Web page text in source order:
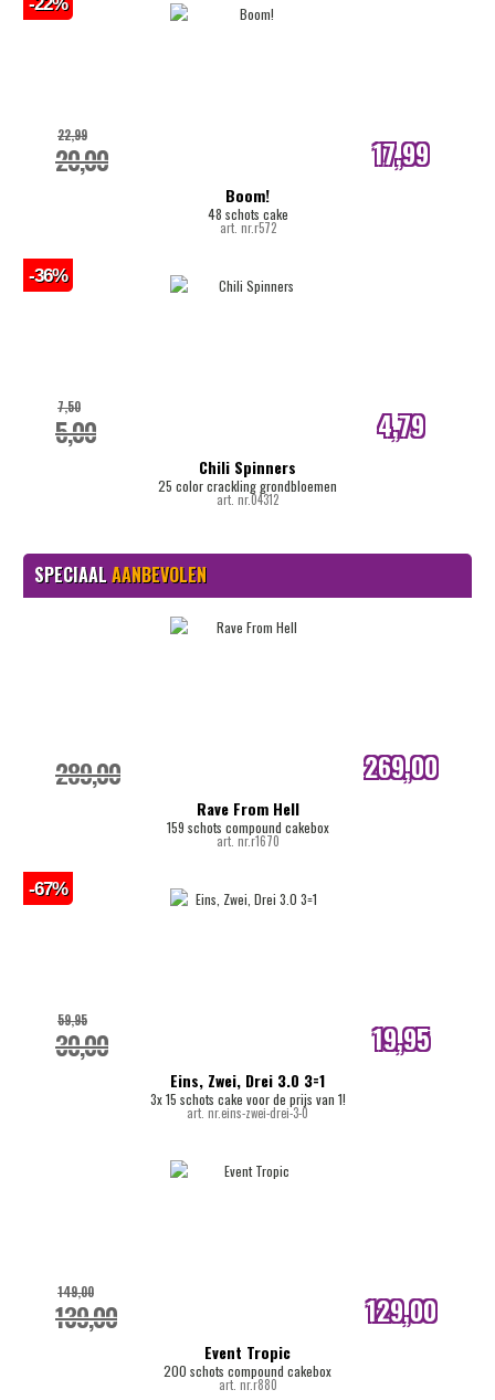
Boom!
48 schots cake
art. nr.r572
20,00
22,99 17,99
internetprijs
Chili Spinners
25 color crackling grondbloemen
art. nr.04312
5,00
7,50 4,79
internetprijs
-36%
SPECIAALAANBEVOLEN
Rave From Hell
159 schots compound cakebox
art. nr.r1670
289,00 269,00
internetprijs
Eins, Zwei, Drei 3.0 3=1
3x 15 schots cake voor de prijs van 1!
art. nr.eins-zwei-drei-3-0
30,00
59,95 19,95
internetprijs
-67%
Event Tropic
200 schots compound cakebox
art. nr.r880
139,00
149,00 129,00
internetprijs